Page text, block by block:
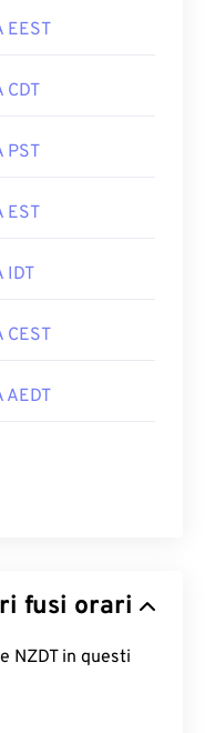
EEST
CDT
PST
EST
IDT
CEST
AEDT
fusi orari
NZDT in questi